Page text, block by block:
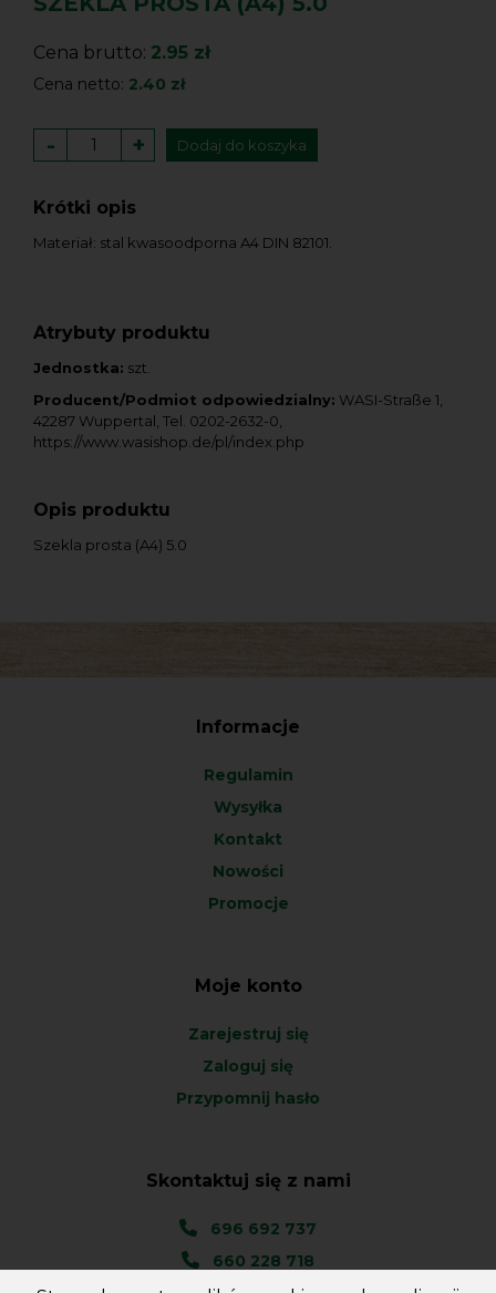
Cena brutto: 2.95 zł
Cena netto: 2.40 zł
- + Dodaj do koszyka
Krótki opis
Materiał: stal kwasoodporna A4 DIN 82101.
Atrybuty produktu
Jednostka: szt.
Producent/Podmiot odpowiedzialny: WASI-Straße 1,
42287 Wuppertal, Tel. 0202-2632-0,
https://www.wasishop.de/pl/index.php
Opis produktu
Szekla prosta (A4) 5.0
Informacje
Regulamin
Wysyłka
Kontakt
Nowości
Promocje
Moje konto
Zarejestruj się
Zaloguj się
Przypomnij hasło
Skontaktuj się z nami
696 692 737
660 228 718